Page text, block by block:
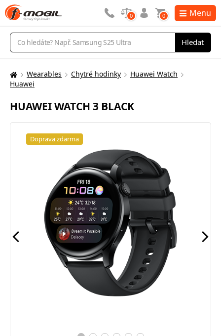
Vyhledávání
Hledat
0 0 Menu
Zde
nacházíte:
Wearables Chytré hodinky
Huawei Watch
Huawei
HUAWEI WATCH 3 BLACK
Doprava zdarma